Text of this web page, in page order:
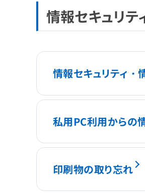
情報セキュリ
情報セキュリティ
私用PC利用からの
印刷物の取り忘れ